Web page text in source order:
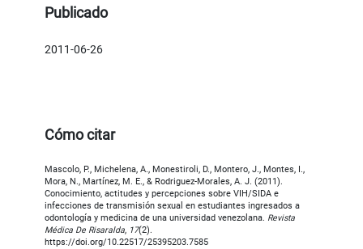
Publicado
2011-06-26
Cómo citar
Mascolo, P., Michelena, A., Monestiroli, D., Montero, J., Montes, I.,
Mora, N., Martínez, M. E., & Rodriguez-Morales, A. J. (2011).
Conocimiento, actitudes y percepciones sobre VIH/SIDA e
infecciones de transmisión sexual en estudiantes ingresados a
odontología y medicina de una universidad venezolana. Revista
Médica De Risaralda, 17(2).
https://doi.org/10.22517/25395203.7585